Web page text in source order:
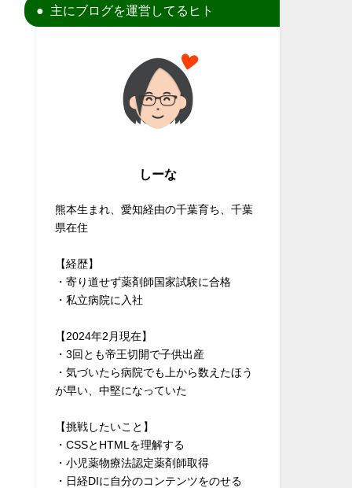
主にブログを運営してるヒト
しーな
熊本生まれ、愛知経由の千葉育ち、千葉
県在住
【経歴】
・寄り道せず薬剤師国家試験に合格
・私立病院に入社
【2024年2月現在】
・3回とも帝王切開で子供出産
・気づいたら病院でも上から数えたほう
が早い、中堅になっていた
【挑戦したいこと】
・CSSとHTMLを理解する
・小児薬物療法認定薬剤師取得
・日経DIに自分のコンテンツをのせる